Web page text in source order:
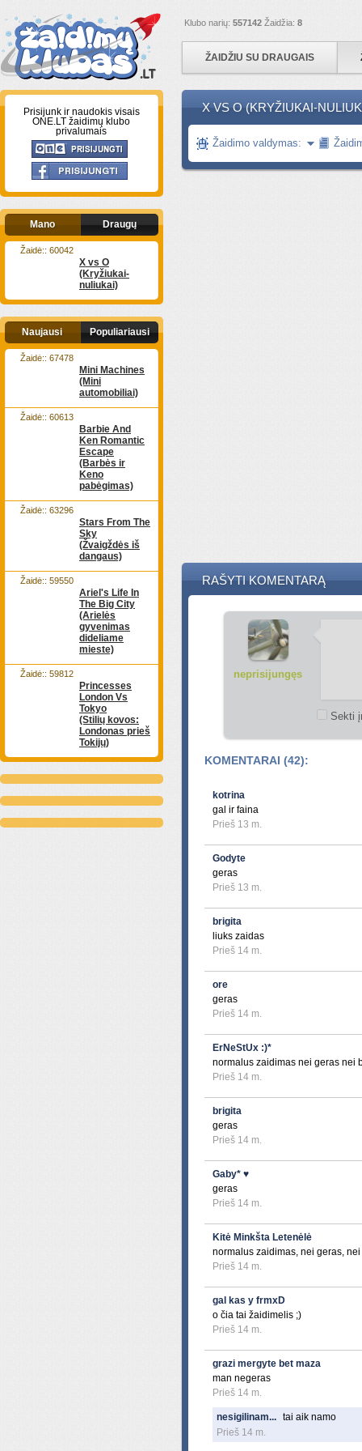
Klubo narių: 557142 Žaidžia: 8
ŽAIDŽIU SU DRAUGAIS
Prisijunk ir naudokis visais
ONE.LT žaidimų klubo
privalumais
Mano Draugų
X vs O
(Kryžiukai-
nuliukai)
Žaidė:: 60042
Naujausi Populiariausi
Mini Machines
(Mini
automobiliai)
Žaidė:: 67478
Barbie And
Ken Romantic
Escape
(Barbės ir
Keno
pabėgimas)
Žaidė:: 60613
Stars From The
Sky
(Žvaigždės iš
dangaus)
Žaidė:: 63296
Ariel's Life In
The Big City
(Arielės
gyvenimas
dideliame
mieste)
Žaidė:: 59550
Princesses
London Vs
Tokyo
(Stilių kovos:
Londonas prieš
Tokijų)
Žaidė:: 59812
X VS O (KRYŽIUKAI-
Žaidimo valdymas:
RAŠYTI KOMENTARĄ
neprisijungęs
Sekti
KOMENTARAI (42):
kotrina
gal ir faina
Prieš 13 m.
Godyte
geras
Prieš 13 m.
brigita
liuks zaidas
Prieš 14 m.
ore
geras
Prieš 14 m.
ErNeStUx :)*
normalus zaidimas nei geras nei
Prieš 14 m.
brigita
geras
Prieš 14 m.
Gaby* ♥
geras
Prieš 14 m.
Kitė Minkšta Letenėlė
normalus zaidimas, nei geras,
Prieš 14 m.
gal kas y frmxD
o čia tai žaidimelis ;)
Prieš 14 m.
grazi mergyte bet maza
man negeras
Prieš 14 m.
nesigilinam... tai aik namo
Prieš 14 m.